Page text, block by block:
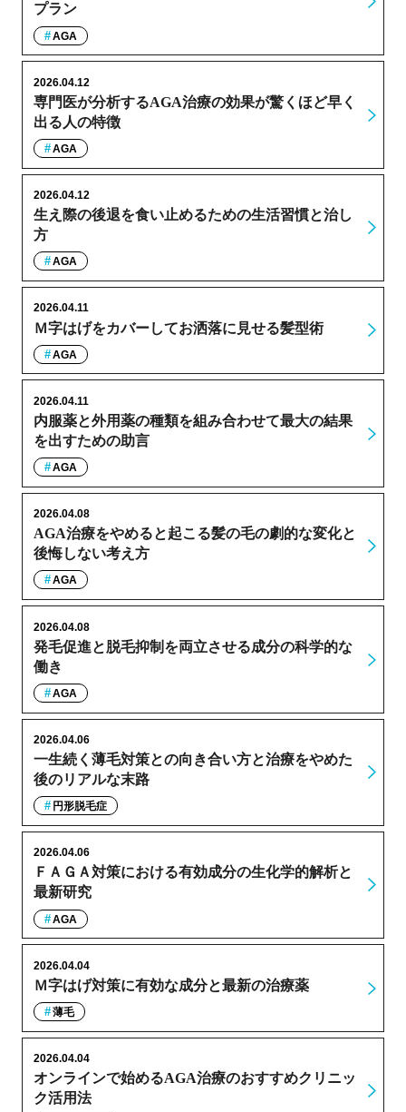
プラン
AGA
専門医が分析するAGA治療の効果が驚くほど早く
出る人の特徴
2026.04.12
AGA
生え際の後退を食い止めるための生活習慣と治し
方
2026.04.12
AGA
Ｍ字はげをカバーしてお洒落に見せる髪型術
2026.04.11
AGA
内服薬と外用薬の種類を組み合わせて最大の結果
を出すための助言
2026.04.11
AGA
AGA治療をやめると起こる髪の毛の劇的な変化と
後悔しない考え方
2026.04.08
AGA
発毛促進と脱毛抑制を両立させる成分の科学的な
働き
2026.04.08
AGA
一生続く薄毛対策との向き合い方と治療をやめた
後のリアルな末路
2026.04.06
円形脱毛症
ＦＡＧＡ対策における有効成分の生化学的解析と
最新研究
2026.04.06
AGA
Ｍ字はげ対策に有効な成分と最新の治療薬
2026.04.04
薄毛
オンラインで始めるAGA治療のおすすめクリニッ
ク活用法
2026.04.04